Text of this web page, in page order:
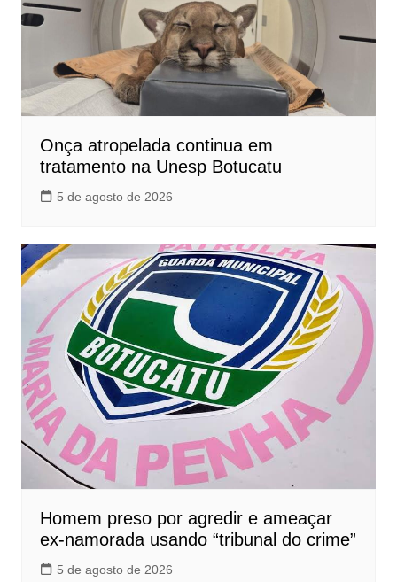
Onça atropelada continua em
tratamento na Unesp Botucatu
5 de agosto de 2026
Homem preso por agredir e ameaçar
ex-namorada usando “tribunal do crime”
5 de agosto de 2026